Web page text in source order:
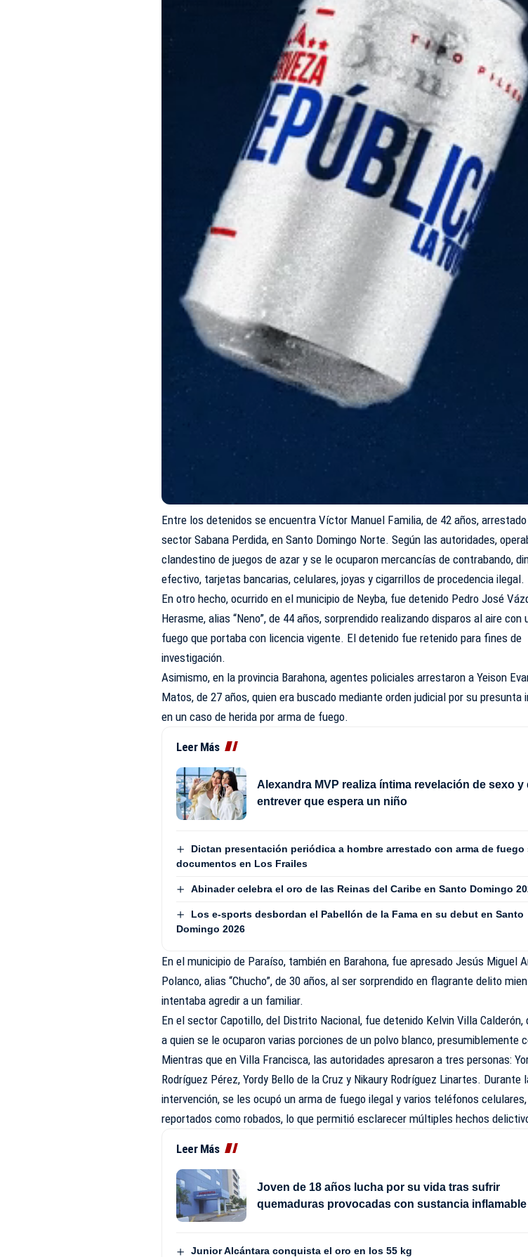
Entre los detenidos se encuentra Víctor Manuel Familia, de 42 años,
sector Sabana Perdida, en Santo Domingo Norte. Según las autoridades,
clandestino de juegos de azar y se le ocuparon mercancías de contrabando,
efectivo, tarjetas bancarias, celulares, joyas y cigarrillos de procedencia ilegal.
En otro hecho, ocurrido en el municipio de Neyba, fue detenido Pedro José
Herasme, alias “Neno”, de 44 años, sorprendido realizando disparos al aire con
fuego que portaba con licencia vigente. El detenido fue retenido para fines de
investigación.
Asimismo, en la provincia Barahona, agentes policiales arrestaron a Yeison
Matos, de 27 años, quien era buscado mediante orden judicial por su presunta
en un caso de herida por arma de fuego.
Leer Más
Alexandra MVP realiza íntima revelación de sexo y
entrever que espera un niño
Dictan presentación periódica a hombre arrestado con arma de fuego
documentos en Los Frailes
Abinader celebra el oro de las Reinas del Caribe en Santo Domingo
Los e-sports desbordan el Pabellón de la Fama en su debut en Santo
Domingo 2026
En el municipio de Paraíso, también en Barahona, fue apresado Jesús Miguel
Polanco, alias “Chucho”, de 30 años, al ser sorprendido en flagrante delito
intentaba agredir a un familiar.
En el sector Capotillo, del Distrito Nacional, fue detenido Kelvin Villa Calderón,
a quien se le ocuparon varias porciones de un polvo blanco, presumiblemente
Mientras que en Villa Francisca, las autoridades apresaron a tres personas:
Rodríguez Pérez, Yordy Bello de la Cruz y Nikaury Rodríguez Linartes. Durante
intervención, se les ocupó un arma de fuego ilegal y varios teléfonos
reportados como robados, lo que permitió esclarecer múltiples hechos
Leer Más
Joven de 18 años lucha por su vida tras sufrir
quemaduras provocadas con sustancia inflamable
Junior Alcántara conquista el oro en los 55 kg